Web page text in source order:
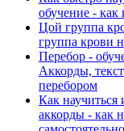
обучение - как
Цой группа
группа крови
Перебор -
Аккорды,
перебором
Как научиться
аккорды - как